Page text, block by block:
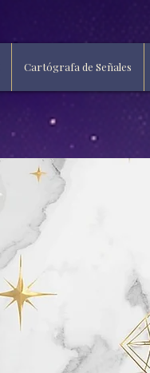
Cartógrafa de Señales